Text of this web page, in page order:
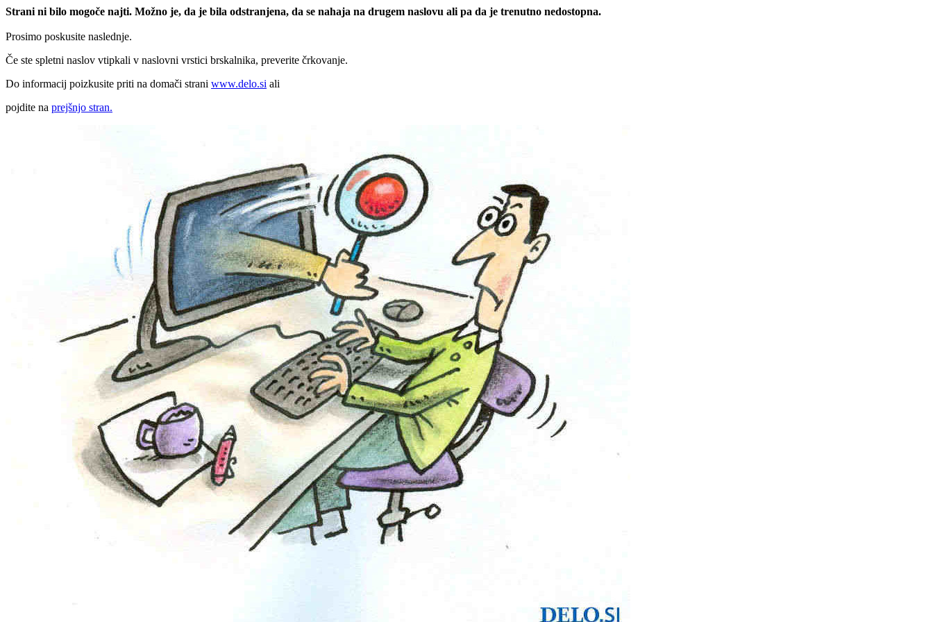
Strani ni bilo mogoče najti. Možno je, da je bila odstranjena, da se nahaja na drugem naslovu ali pa da je trenutno nedostopna.
Prosimo poskusite naslednje.
Če ste spletni naslov vtipkali v naslovni vrstici brskalnika, preverite črkovanje.
Do informacij poizkusite priti na domači strani www.delo.si ali
pojdite na prejšnjo stran.